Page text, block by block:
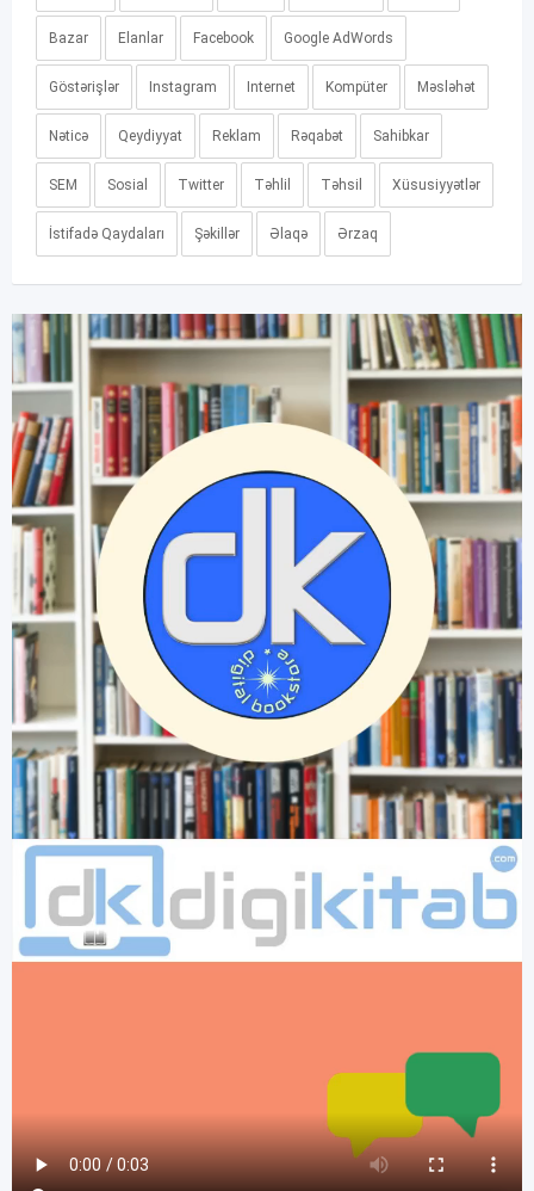
Bazar Elanlar Facebook Google AdWords
Göstərişlər Instagram Internet Kompüter Məsləhət
Nəticə Qeydiyyat Reklam Rəqabət Sahibkar
SEM Sosial Twitter Təhlil Təhsil Xüsusiyyətlər
İstifadə Qaydaları Şəkillər Əlaqə Ərzaq